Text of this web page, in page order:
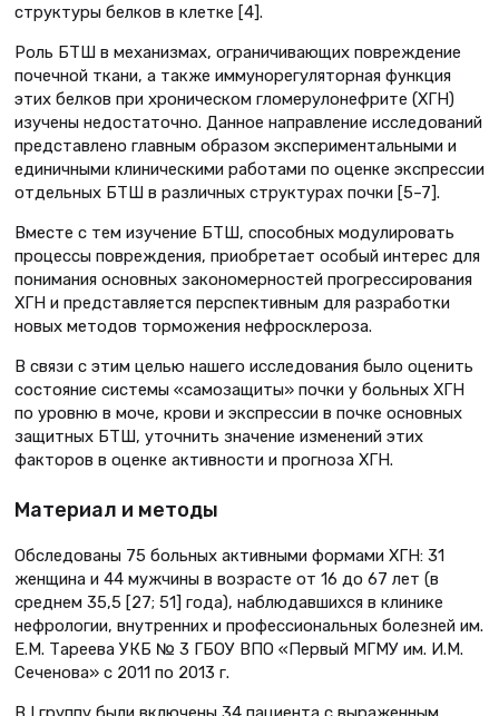
структуры белков в клетке [4].
Роль БТШ в механизмах, ограничивающих повреждение
почечной ткани, а также иммунорегуляторная функция
этих белков при хроническом гломерулонефрите (ХГН)
изучены недостаточно. Данное направление исследований
представлено главным образом экспериментальными и
единичными клиническими работами по оценке экспрессии
отдельных БТШ в различных структурах почки [5–7].
Вместе с тем изучение БТШ, способных модулировать
процессы повреждения, приобретает особый интерес для
понимания основных закономерностей прогрессирования
ХГН и представляется перспективным для разработки
новых методов торможения нефросклероза.
В связи с этим целью нашего исследования было оценить
состояние системы «самозащиты» почки у больных ХГН
по уровню в моче, крови и экспрессии в почке основных
защитных БТШ, уточнить значение изменений этих
факторов в оценке активности и прогноза ХГН.
Материал и методы
Обследованы 75 больных активными формами ХГН: 31
женщина и 44 мужчины в возрасте от 16 до 67 лет (в
среднем 35,5 [27; 51] года), наблюдавшихся в клинике
нефрологии, внутренних и профессиональных болезней им.
Е.М. Тареева УКБ № 3 ГБОУ ВПО «Первый МГМУ им. И.М.
Сеченова» с 2011 по 2013 г.